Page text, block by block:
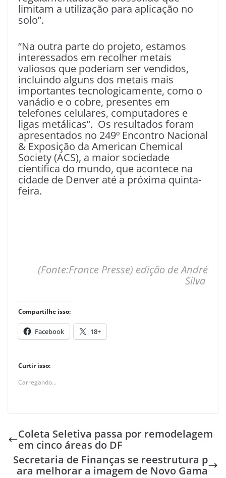
limitam a utilização para aplicação no
solo”.
“Na outra parte do projeto, estamos
interessados em recolher metais
valiosos que poderiam ser vendidos,
incluindo alguns dos metais mais
importantes tecnologicamente, como o
vanádio e o cobre, presentes em
telefones celulares, computadores e
ligas metálicas”. Os resultados foram
apresentados no 249º Encontro Nacional
& Exposição da American Chemical
Society (ACS), a maior sociedade
científica do mundo, que acontece na
cidade de Denver até a próxima quinta-
feira.
(Fonte:France Presse) edição de André
Silva
Compartilhe isso:
Facebook 18+
Curtir isso:
Carregando...
Coleta Seletiva passa por remodelagem
em cinco áreas do DF
Secretaria de Finanças se reestrutura p
ara melhorar a imagem de Novo Gama